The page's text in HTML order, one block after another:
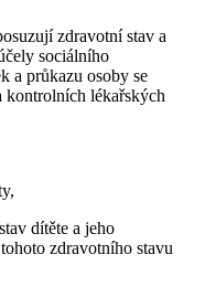
zdravotní stav a
sociálního
a průkazu osoby se
lékařských
dítěte a jeho
zdravotního stavu